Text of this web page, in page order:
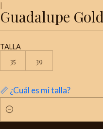
|
Guadalupe Gold
TALLA
35 39
📏 ¿Cuál es mi talla?
Quantity